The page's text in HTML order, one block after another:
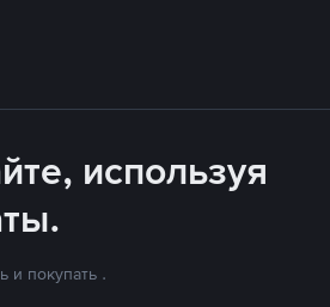
используя
и покупать .